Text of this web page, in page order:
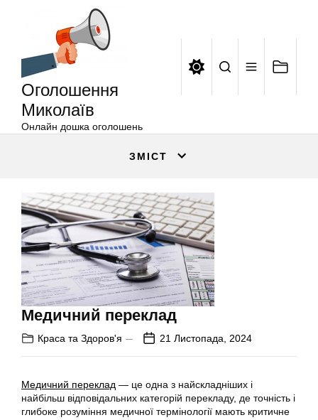
Оголошення
Миколаїв
Онлайн дошка оголошень
ЗМІСТ
Медичний переклад
Краса та Здоров'я 21 Листопада, 2024
Медичний переклад — це одна з найскладніших і
найбільш відповідальних категорій перекладу, де точність і
глибоке розуміння медичної термінології мають критичне